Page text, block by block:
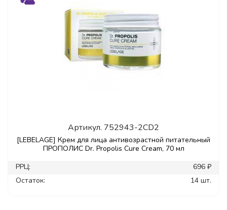
Артикул. 752943-2CD2
[LEBELAGE] Крем для лица антивозрастной питательный
ПРОПОЛИС Dr. Propolis Cure Cream, 70 мл
РРЦ:
696 ₽
Остаток:
14 шт.